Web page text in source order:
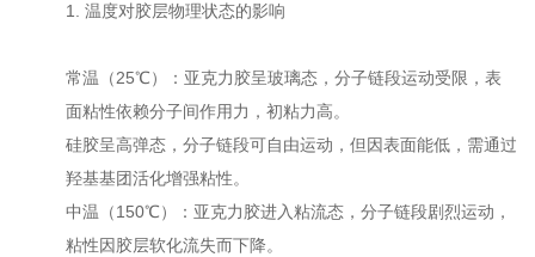
1. 温度对胶层物理状态的影响
常温（25℃）：亚克力胶呈玻璃态，分子链段运动受限，表
面粘性依赖分子间作用力，初粘力高。
硅胶呈高弹态，分子链段可自由运动，但因表面能低，需通过
羟基基团活化增强粘性。
中温（150℃）：亚克力胶进入粘流态，分子链段剧烈运动，
粘性因胶层软化流失而下降。